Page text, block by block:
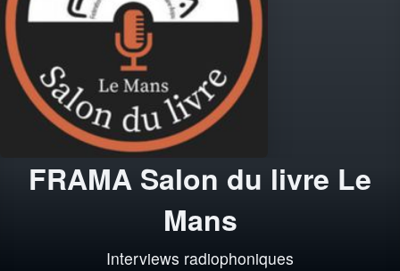
FRAMA Salon du livre Le
Mans
Interviews radiophoniques